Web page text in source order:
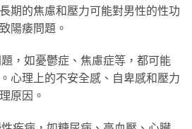
期的焦慮和壓力可能對男性的性功
陽痿問題。
，如憂鬱症、焦慮症等，都可能
心理上的不安全感、自卑感和壓力
原因。